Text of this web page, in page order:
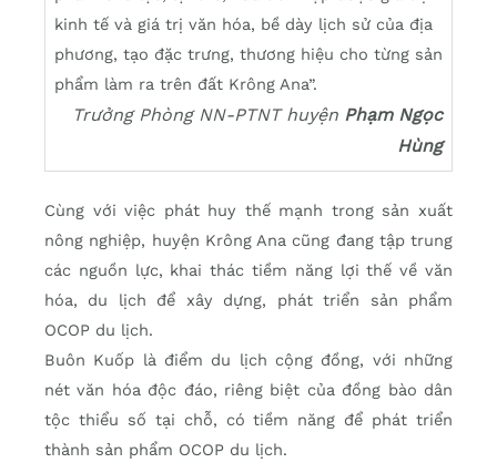
kinh tế và giá trị văn hóa, bề dày lịch sử của địa
phương, tạo đặc trưng, thương hiệu cho từng sản
phẩm làm ra trên đất Krông Ana”.
Trưởng Phòng NN-PTNT huyện Phạm Ngọc
Hùng
Cùng với việc phát huy thế mạnh trong sản xuất
nông nghiệp, huyện Krông Ana cũng đang tập trung
các nguồn lực, khai thác tiềm năng lợi thế về văn
hóa, du lịch để xây dựng, phát triển sản phẩm
OCOP du lịch.
Buôn Kuốp là điểm du lịch cộng đồng, với những
nét văn hóa độc đáo, riêng biệt của đồng bào dân
tộc thiểu số tại chỗ, có tiềm năng để phát triển
thành sản phẩm OCOP du lịch.